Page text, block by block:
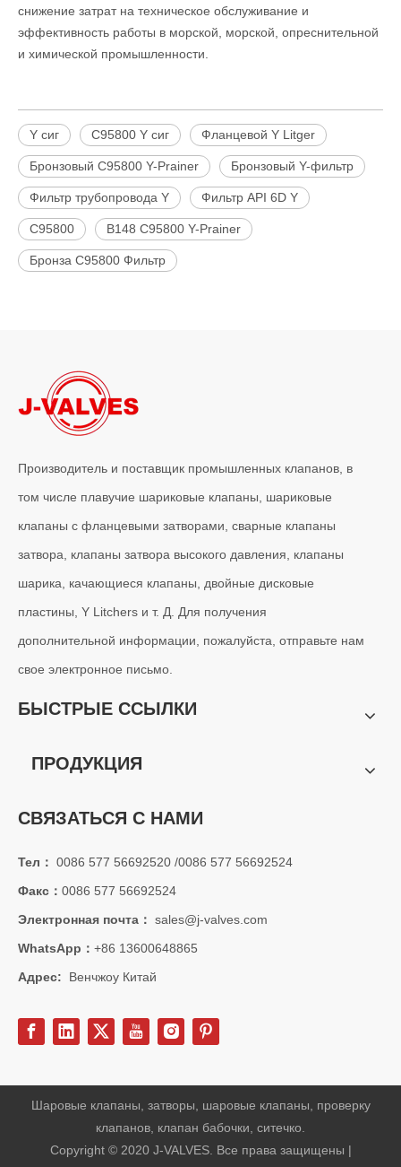
снижение затрат на техническое обслуживание и
эффективность работы в морской, морской, опреснительной
и химической промышленности.
Y сиг C95800 Y сиг Фланцевой Y Litger
Бронзовый C95800 Y-Prainer Бронзовый Y-фильтр
Фильтр трубопровода Y Фильтр API 6D Y
C95800 B148 C95800 Y-Prainer
Бронза C95800 Фильтр
Производитель и поставщик промышленных клапанов, в
том числе плавучие шариковые клапаны, шариковые
клапаны с фланцевыми затворами, сварные клапаны
затвора, клапаны затвора высокого давления, клапаны
шарика, качающиеся клапаны, двойные дисковые
пластины, Y Litchers и т. Д. Для получения
дополнительной информации, пожалуйста, отправьте нам
свое электронное письмо.
БЫСТРЫЕ ССЫЛКИ
ПРОДУКЦИЯ
СВЯЗАТЬСЯ С НАМИ
Тел： 0086 577 56692520 /0086 577 56692524
Факс： 0086 577 56692524
Электронная почта： sales@j-valves.com
WhatsApp： +86 13600648865
Адрес: Венчжоу Китай
Шаровые клапаны, затворы, шаровые клапаны, проверку
клапанов, клапан бабочки, ситечко.
Copyright © 2020 J-VALVES. Все права защищены |